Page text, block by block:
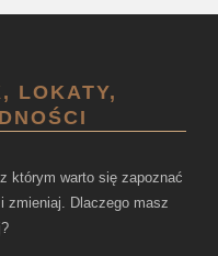
LOKATY,
którym warto się zapoznać
zmieniaj. Dlaczego masz